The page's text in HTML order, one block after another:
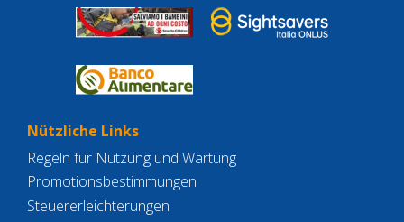
Nützliche Links
Regeln für Nutzung und Wartung
Promotionsbestimmungen
Steuererleichterungen